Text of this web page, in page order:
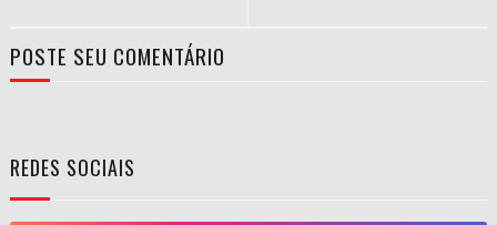
POSTE SEU COMENTÁRIO
REDES SOCIAIS